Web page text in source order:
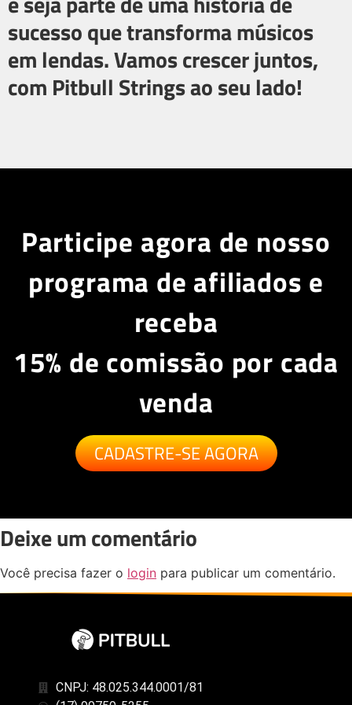
sucesso que transforma músicos
em lendas. Vamos crescer juntos,
com Pitbull Strings ao seu lado!
Participe agora de nosso
programa de afiliados e
receba
15% de comissão por cada
venda
CADASTRE-SE AGORA
Deixe um comentário
Você precisa fazer o login para publicar um comentário.
CNPJ: 48.025.344.0001/81